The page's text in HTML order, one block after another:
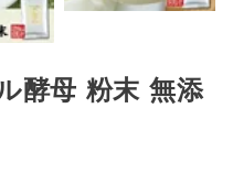
酵母 粉末 無添